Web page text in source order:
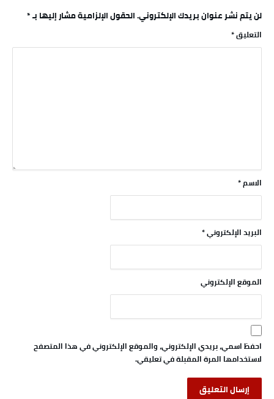
لن يتم نشر عنوان بريدك الإلكتروني.الحقول الإلزامية مشار إليها بـ*
التعليق*
الاسم*
البريد الإلكتروني*
الموقع الإلكتروني
احفظ اسمي، بريدي الإلكتروني، والموقع الإلكتروني في هذا المتصفح
لاستخدامها المرة المقبلة في تعليقي.